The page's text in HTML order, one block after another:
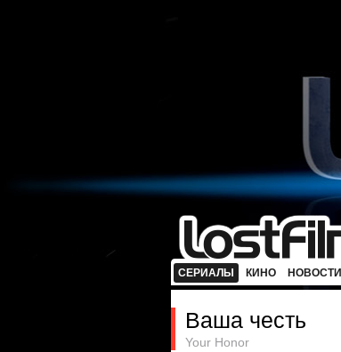
СЕРИАЛЫ КИНО НОВОСТИ
Ваша честь
Your Honor